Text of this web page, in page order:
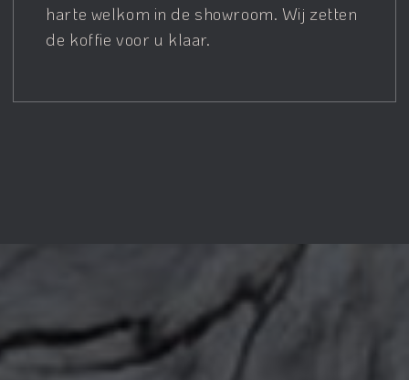
harte welkom in de showroom. Wij zetten
de koffie voor u klaar.